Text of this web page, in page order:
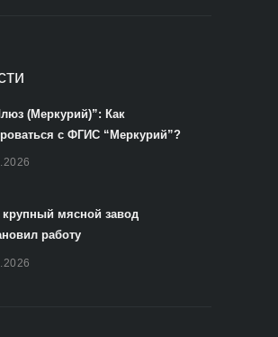
(Меркурий)”: Как
с ФГИС “Меркурий”?
крупный мясной завод
работу